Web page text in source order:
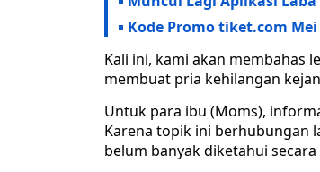
Kode Promo tiket.com
Kali ini, kami akan membahas
membuat pria kehilangan
Untuk para ibu (Moms),
Karena topik ini berhubungan
belum banyak diketahui secara